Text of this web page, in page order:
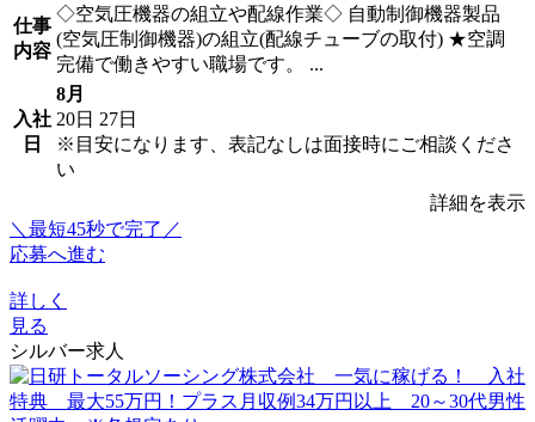
仕事
内容
◇空気圧機器の組立や配線作業◇ 自動制御機器製品
(空気圧制御機器)の組立(配線チューブの取付) ★空調
完備で働きやすい職場です。 ...
入社
日
8月
20日 27日
※目安になります、表記なしは面接時にご相談くださ
い
詳細を表示
＼最短45秒で完了／
応募へ進む
詳しく
見る
シルバー求人